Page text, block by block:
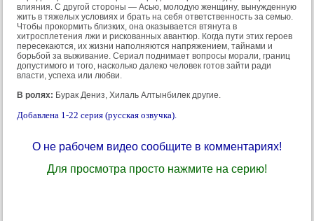
влияния. С другой стороны — Асью, молодую женщину, вынужденную
жить в тяжелых условиях и брать на себя ответственность за семью.
Чтобы прокормить близких, она оказывается втянута в
хитросплетения лжи и рискованных авантюр. Когда пути этих героев
пересекаются, их жизни наполняются напряжением, тайнами и
борьбой за выживание. Сериал поднимает вопросы морали, границ
допустимого и того, насколько далеко человек готов зайти ради
власти, успеха или любви.
В ролях: Бурак Дениз, Хилаль Алтынбилек другие.
Добавлена 1-22 серия (русская озвучка).
О не рабочем видео сообщите в комментариях!
Для просмотра просто нажмите на серию!